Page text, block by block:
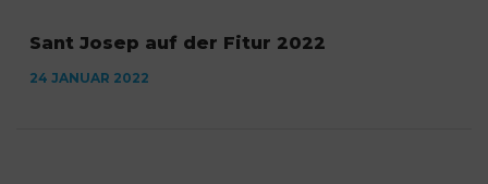
Sant Josep auf der Fitur 2022
24 JANUAR 2022